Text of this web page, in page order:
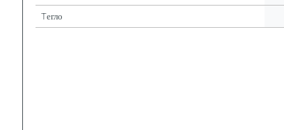
Tегло